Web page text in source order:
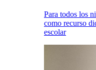
Para todos los
como recurso
escolar